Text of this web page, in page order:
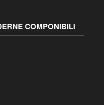
COMPONIBILI